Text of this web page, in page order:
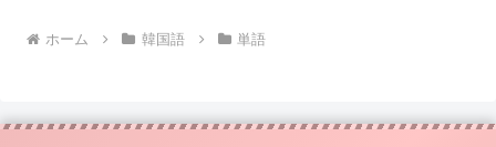
ホーム 韓国語 単語